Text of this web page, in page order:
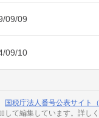
09/09
09/10
国税庁法人番号公表サイト（
して編集しています。詳しく